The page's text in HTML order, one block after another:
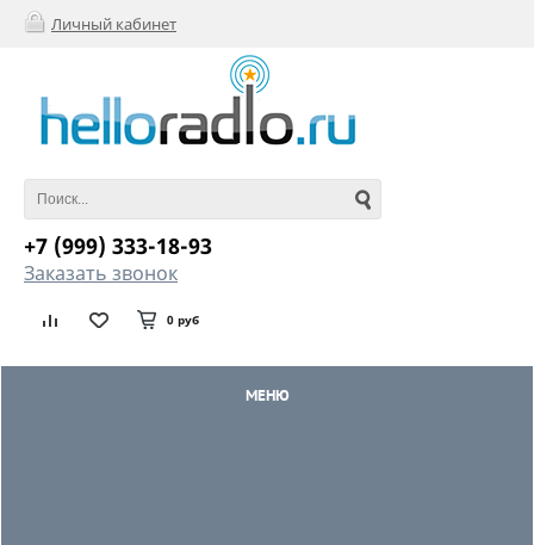
Личный кабинет
+7 (999) 333-18-93
Заказать звонок
0 руб
МЕНЮ